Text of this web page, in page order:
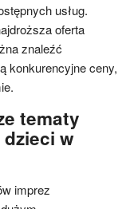
usług.
oferta
znaleźć
konkurencyjne ceny,
tematy
w
imprez